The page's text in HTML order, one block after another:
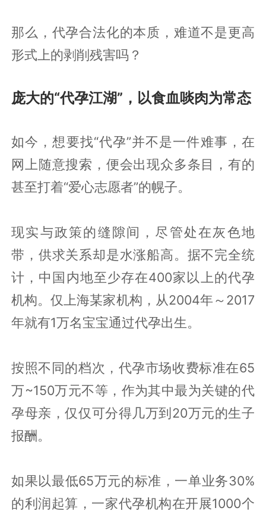
那么，代孕合法化的本质，难道不是更高
形式上的剥削残害吗？
庞大的“代孕江湖”，以食血啖肉为常态
如今，想要找“代孕”并不是一件难事，在
网上随意搜索，便会出现众多条目，有的
甚至打着“爱心志愿者”的幌子。
现实与政策的缝隙间，尽管处在灰色地
带，供求关系却是水涨船高。据不完全统
计，中国内地至少存在400家以上的代孕
机构。仅上海某家机构，从2004年～2017
年就有1万名宝宝通过代孕出生。
按照不同的档次，代孕市场收费标准在65
万~150万元不等，作为其中最为关键的代
孕母亲，仅仅可分得几万到20万元的生子
报酬。
如果以最低65万元的标准，一单业务30%
的利润起算，一家代孕机构在开展1000个